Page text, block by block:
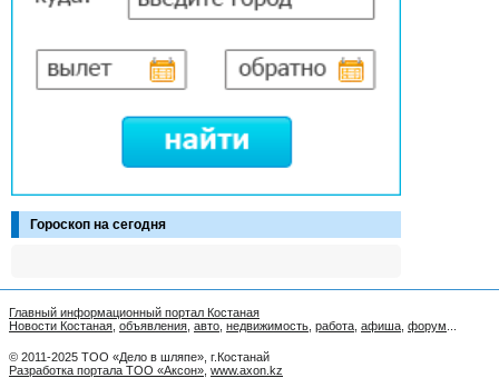
Гороскоп на сегодня
Главный информационный портал Костаная
Новости Костаная объявления авто недвижимость работа афиша форум
© 2011-2025 ТОО «Дело в шляпе», г.Костанай
Разработка портала ТОО «Аксон» www.axon.kz